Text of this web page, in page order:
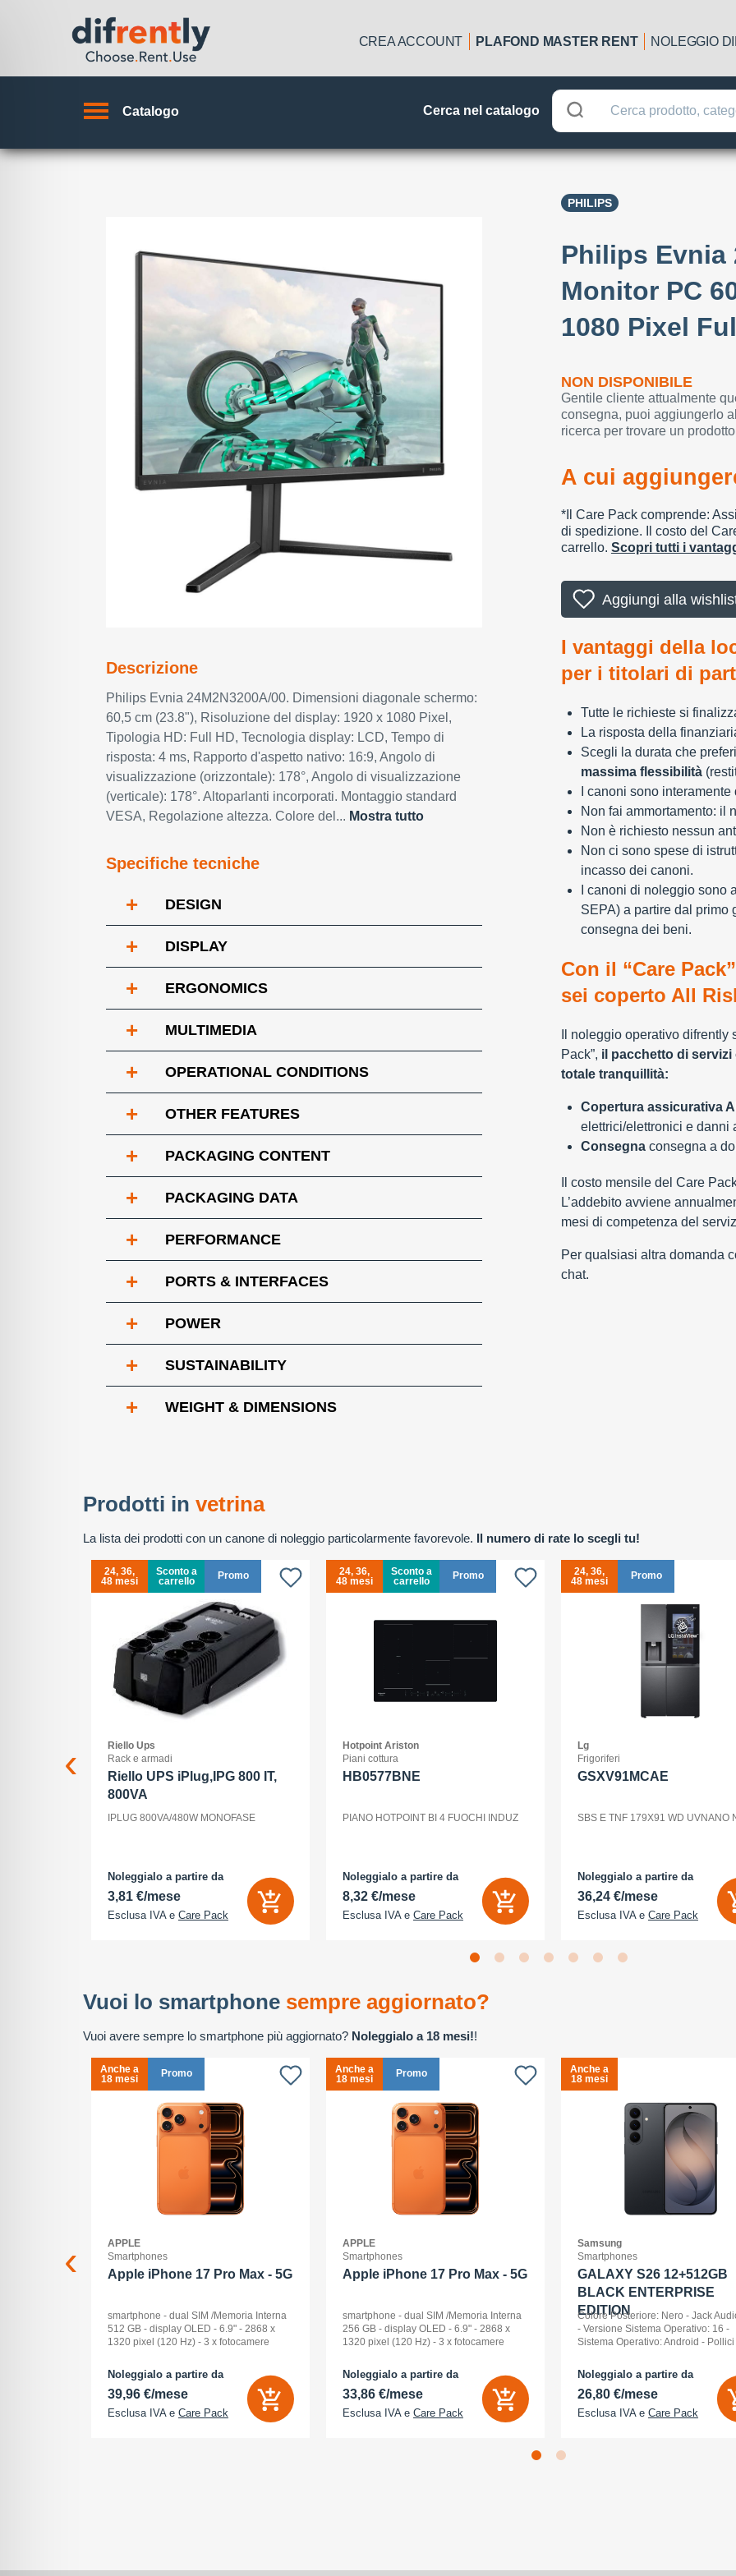
CREA ACCOUNT PLAFOND MASTER RENT NOLEGGIO
Catalogo Cerca nel catalogo
Descrizione
Philips Evnia 24M2N3200A/00. Dimensioni diagonale schermo:
60,5 cm (23.8"), Risoluzione del display: 1920 x 1080 Pixel,
Tipologia HD: Full HD, Tecnologia display: LCD, Tempo di
risposta: 4 ms, Rapporto d'aspetto nativo: 16:9, Angolo di
visualizzazione (orizzontale): 178°, Angolo di visualizzazione
(verticale): 178°. Altoparlanti incorporati. Montaggio standard
VESA, Regolazione altezza. Colore del... Mostra tutto
Specifiche tecniche
+ DESIGN
+ DISPLAY
+ ERGONOMICS
+ MULTIMEDIA
+ OPERATIONAL CONDITIONS
+ OTHER FEATURES
+ PACKAGING CONTENT
+ PACKAGING DATA
+ PERFORMANCE
+ PORTS & INTERFACES
+ POWER
+ SUSTAINABILITY
+ WEIGHT & DIMENSIONS
PHILIPS
Philips Evnia
Monitor PC
1080 Pixel
NON DISPONIBILE
Gentile cliente attualmente
consegna, puoi aggiungerlo
ricerca per trovare un
A cui
*Il Care Pack comprende:
di spedizione. Il costo del
carrello. Scopri tutti i
Aggiungi alla
I vantaggi della
per i titolari di
Tutte le richieste si
La risposta della
Scegli la durata che
massima flessibilità
I canoni sono
Non fai ammortamento: il
Non è richiesto nessun
Non ci sono spese di
incasso dei canoni.
I canoni di noleggio sono
SEPA) a partire dal primo
consegna dei beni.
Con il “Care
sei coperto All
Il noleggio operativo
Pack”, il pacchetto di servizi
totale tranquillità:
Copertura assicurativa
elettrici/elettronici e danni
Consegnaconsegna a
Il costo mensile del Care
L’addebito avviene
mesi di competenza del
Per qualsiasi altra domanda
chat.
Prodotti in vetrina
La lista dei prodotti con un canone di noleggio particolarmente favorevole. Il numero di rate lo scegli tu!
24, 36,
48 mesi
Sconto a
carrello
Promo
Riello Ups
Rack e armadi
Riello UPS iPlug,IPG 800 IT,
800VA
IPLUG 800VA/480W MONOFASE
Noleggialo a partire da
3,81 €/mese
Esclusa IVA e Care Pack
24, 36,
48 mesi
Sconto a
carrello
Promo
Hotpoint Ariston
Piani cottura
HB0577BNE
PIANO HOTPOINT BI 4 FUOCHI INDUZ
Noleggialo a partire da
8,32 €/mese
Esclusa IVA e Care Pack
24, 36,
48 mesi
Promo
Lg
Frigoriferi
GSXV91MCAE
SBS E TNF 179X91 WD UVNANO
Noleggialo a partire da
36,24 €/mese
Esclusa IVA e Care Pack
Vuoi lo smartphone sempre aggiornato?
Vuoi avere sempre lo smartphone più aggiornato? Noleggialo a 18 mesi!!
Anche a
18 mesi
Promo
APPLE
Smartphones
Apple iPhone 17 Pro Max - 5G
smartphone - dual SIM /Memoria Interna
512 GB - display OLED - 6.9" - 2868 x
1320 pixel (120 Hz) - 3 x fotocamere
camera 18 Megapixel - arancione
cosmico
Noleggialo a partire da
39,96 €/mese
Esclusa IVA e Care Pack
Anche a
18 mesi
Promo
APPLE
Smartphones
Apple iPhone 17 Pro Max - 5G
smartphone - dual SIM /Memoria Interna
256 GB - display OLED - 6.9" - 2868 x
1320 pixel (120 Hz) - 3 x fotocamere
camera 18 Megapixel - arancione
cosmico
Noleggialo a partire da
33,86 €/mese
Esclusa IVA e Care Pack
Anche a
18 mesi
Samsung
Smartphones
GALAXY S26 12+512GB
BLACK ENTERPRISE
EDITION
Colore Posteriore: Nero - Jack
- Versione Sistema Operativo: 16 -
Sistema Operativo: Android - Pollici
- Memoria Interna (ROM): 512 GB -
Espandibile fino a: 0 GB - Dual Sim:
Noleggialo a partire da
26,80 €/mese
Esclusa IVA e Care Pack